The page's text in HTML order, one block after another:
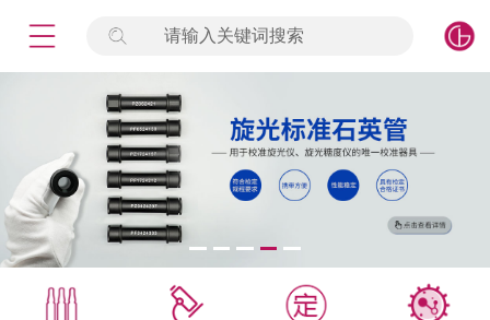
请输入关键词搜索
签到
标准物质
产品专项